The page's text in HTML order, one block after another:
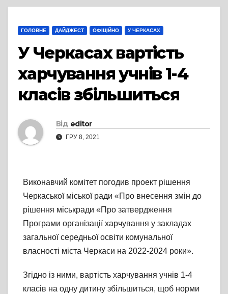
ГОЛОВНЕ ДАЙДЖЕСТ ОФІЦІЙНО У ЧЕРКАСАХ
У Черкасах вартість
харчування учнів 1-4
класів збільшиться
Від editor
ГРУ 8, 2021
Виконавчий комітет погодив проект рішення
Черкаської міської ради «Про внесення змін до
рішення міськради «Про затвердження
Програми організації харчування у закладах
загальної середньої освіти комунальної
власності міста Черкаси на 2022-2024 роки».
Згідно із ними, вартість харчування учнів 1-4
класів на одну дитину збільшиться, щоб норми